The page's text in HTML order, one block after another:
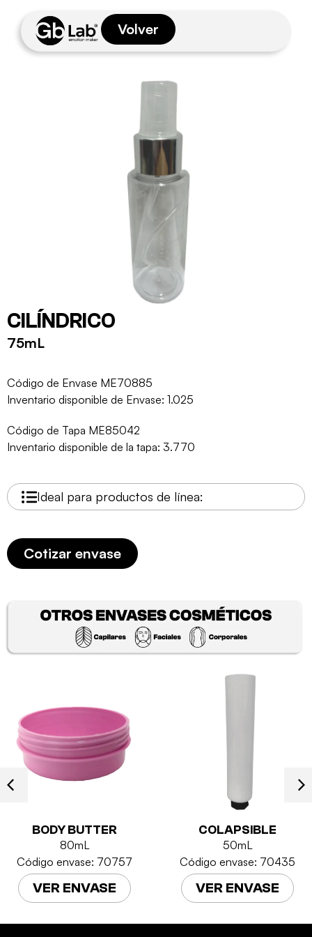
Volver
CILÍNDRICO
75mL
Código de Envase ME70885
Inventario disponible de Envase: 1.025
Código de Tapa ME85042
Inventario disponible de la tapa: 3.770
Ideal para productos de línea:
Cotizar envase
BODY BUTTER
80mL
Código envase: 70757
VER ENVASE
COLAPSIBLE
50mL
Código envase: 70435
VER ENVASE